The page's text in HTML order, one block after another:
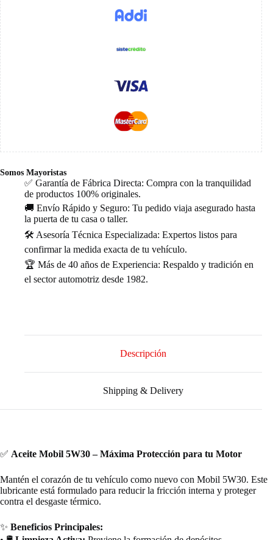
Somos Mayoristas
✅ Garantía de Fábrica Directa: Compra con la tranquilidad
de productos 100% originales.
🚚 Envío Rápido y Seguro: Tu pedido viaja asegurado hasta
la puerta de tu casa o taller.
🛠️ Asesoría Técnica Especializada: Expertos listos para
confirmar la medida exacta de tu vehículo.
🏆 Más de 40 años de Experiencia: Respaldo y tradición en
el sector automotriz desde 1982.
Descripción
Shipping & Delivery
✅ Aceite Mobil 5W30 – Máxima Protección para tu Motor
Mantén el corazón de tu vehículo como nuevo con Mobil 5W30. Este
lubricante está formulado para reducir la fricción interna y proteger
contra el desgaste térmico.
✨ Beneficios Principales: